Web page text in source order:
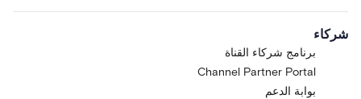
شركاء
برنامج شركاء القناة
Channel Partner Portal
بوابة الدعم